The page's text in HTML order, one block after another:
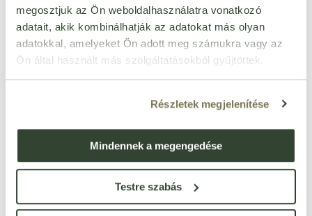
megosztjuk az Ön weboldalhasználatra vonatkozó
adatait, akik kombinálhatják az adatokat más olyan
adatokkal, amelyeket Ön adott meg számukra vagy az
Ön által használt más szolgáltatásokból gyűjtöttek.
Részletek megjelenítése
Mindennek a megengedése
Testre szabás
első!
ÉRTÉKELÉST ÍROK